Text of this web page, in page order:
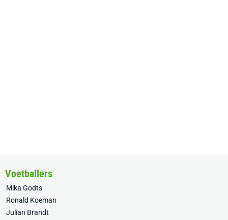
Voetballers
Mika Godts
Ronald Koeman
Julian Brandt